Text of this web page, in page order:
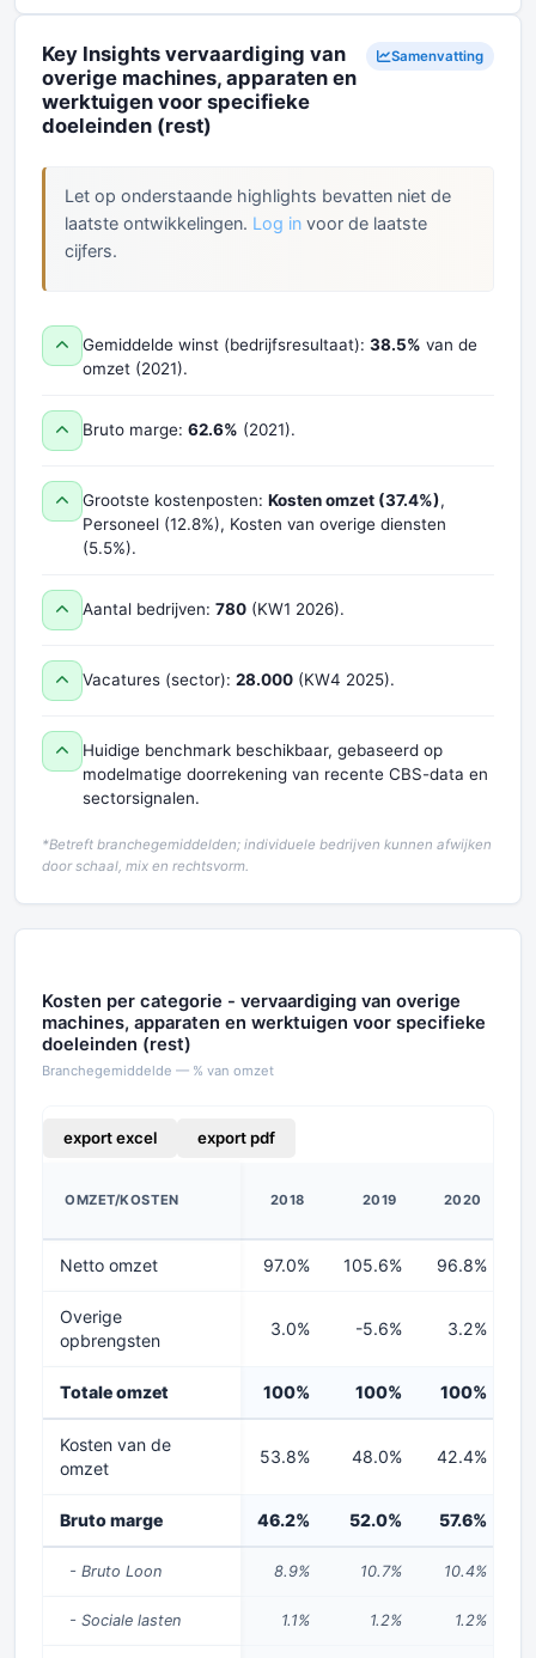
Key Insights vervaardiging van
overige machines, apparaten en
werktuigen voor specifieke
doeleinden (rest)
Samenvatting
Let op onderstaande highlights bevatten niet de
laatste ontwikkelingen. Log in voor de laatste
cijfers.
Gemiddelde winst (bedrijfsresultaat): 38.5% van de
omzet (2021).
Bruto marge: 62.6% (2021).
Grootste kostenposten: Kosten omzet (37.4%),
Personeel (12.8%), Kosten van overige diensten
(5.5%).
Aantal bedrijven: 780 (KW1 2026).
Vacatures (sector): 28.000 (KW4 2025).
Huidige benchmark beschikbaar, gebaseerd op
modelmatige doorrekening van recente CBS-data en
sectorsignalen.
*Betreft branchegemiddelden; individuele bedrijven kunnen afwijken
door schaal, mix en rechtsvorm.
Kosten per categorie - vervaardiging van overige
machines, apparaten en werktuigen voor specifieke
doeleinden (rest)
Branchegemiddelde — % van omzet
export excel export pdf
OMZET/KOSTEN 2018 2019 2020
Netto omzet 97.0% 105.6% 96.8%
Overige
opbrengsten
3.0% -5.6% 3.2%
Totale omzet 100% 100% 100%
Kosten van de
omzet
53.8% 48.0% 42.4%
Bruto marge 46.2% 52.0% 57.6%
- Bruto Loon 8.9% 10.7% 10.4%
- Sociale lasten 1.1% 1.2% 1.2%